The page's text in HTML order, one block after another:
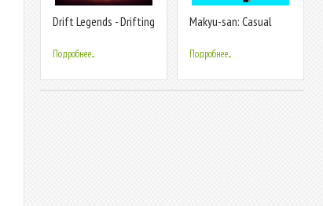
Drift Legends - Drifting
Подробнее...
Makyu-san: Casual
Подробнее...